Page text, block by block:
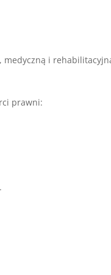
medyczną i
prawni: